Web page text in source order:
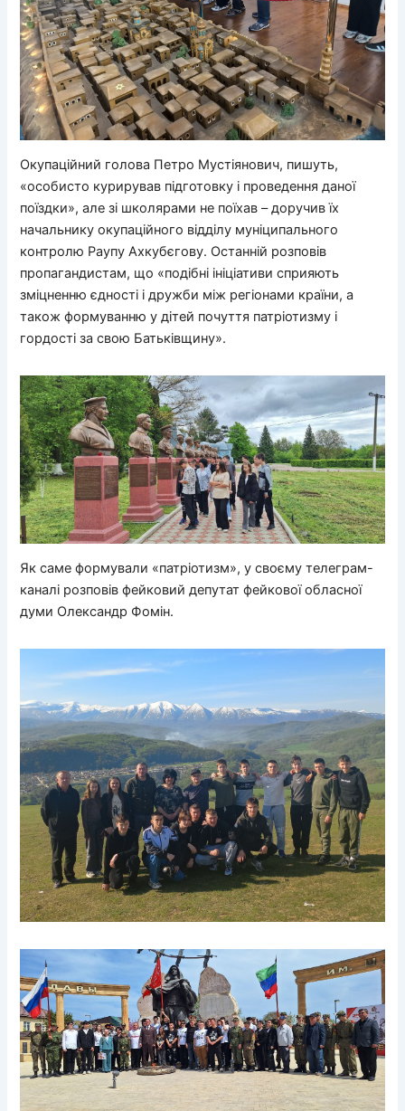
Окупаційний голова Петро Мустіянович, пишуть,
«особисто курирував підготовку і проведення даної
поїздки», але зі школярами не поїхав – доручив їх
начальнику окупаційного відділу муніципального
контролю Раупу Ахкубєгову. Останній розповів
пропагандистам, що «подібні ініціативи сприяють
зміцненню єдності і дружби між регіонами країни, а
також формуванню у дітей почуття патріотизму і
гордості за свою Батьківщину».
Як саме формували «патріотизм», у своєму телеграм-
каналі розповів фейковий депутат фейкової обласної
думи Олександр Фомін.